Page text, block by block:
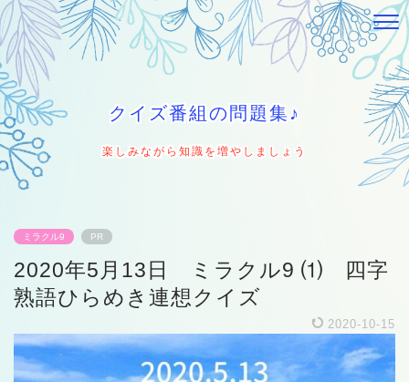
クイズ番組の問題集♪
楽しみながら知識を増やしましょう
ミラクル9 PR
2020年5月13日 ミラクル9 ⑴ 四字
熟語ひらめき連想クイズ
2020-10-15